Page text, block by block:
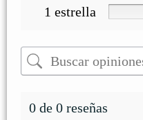
1 estrella
0 de 0 reseñas